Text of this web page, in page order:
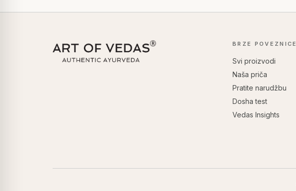
BRZE POVEZNICE
Svi proizvodi
Naša priča
Pratite narudžbu
Dosha test
Vedas Insights